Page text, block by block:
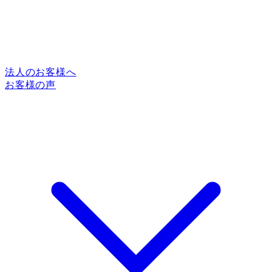
法人のお客様へ
お客様の声